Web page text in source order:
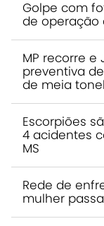
Golpe com
de operação
MP recorre
preventiva
de meia
Escorpiões
4 acidentes
MS
Rede de
mulher